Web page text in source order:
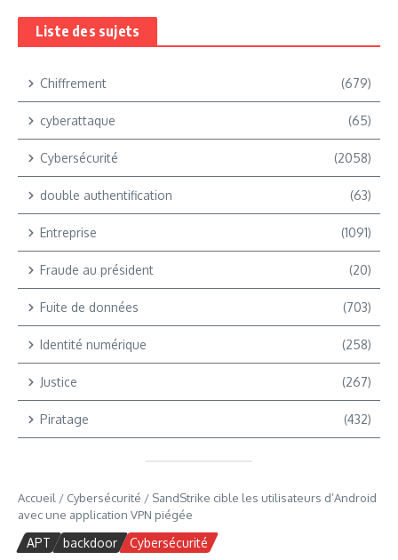
Liste des sujets
Chiffrement (679)
cyberattaque (65)
Cybersécurité (2058)
double authentification (63)
Entreprise (1091)
Fraude au président (20)
Fuite de données (703)
Identité numérique (258)
Justice (267)
Piratage (432)
Accueil / Cybersécurité / SandStrike cible les utilisateurs d’Android
avec une application VPN piégée
APT backdoor Cybersécurité